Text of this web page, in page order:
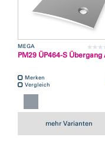
MEGA
PM29 ÜP464-S Übergang
Merken
Vergleich
mehr Varianten